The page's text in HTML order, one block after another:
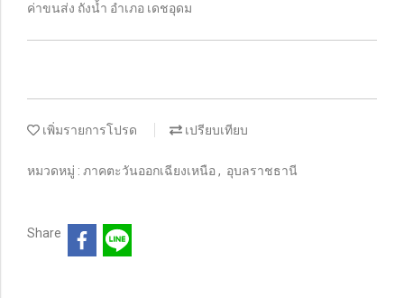
ค่าขนส่ง ถังน้ำ อำเภอ เดชอุดม
เพิ่มรายการโปรด เปรียบเทียบ
หมวดหมู่ : ภาคตะวันออกเฉียงเหนือ , อุบลราชธานี
Share